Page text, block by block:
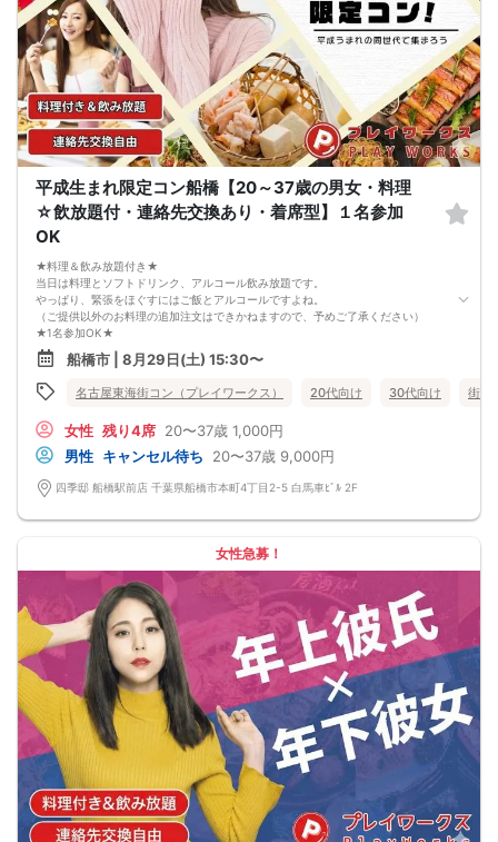
数、男女比率と異なる可能性がございます。
5. 当日は店舗の外ではなく店舗内で受付いたします。店内に入り店員に「街コン
で来た」旨をお伝えください。
6. お釣りの用意はございませんので、出ないようにご準備お願いします。
7. 当日は年齢確認のできる身分証をお持ちください。イベントの対象年齢でない
ことが発覚した場合、参加費を全額徴収し返金はいたしかねます。
8. 15分以上の遅刻はキャンセルとみなす可能性があります。
9. 当日受付にお越しになってからのキャンセル、途中キャンセルは出来ません。
10. イベント中止に伴うユーザーへの返金額は、チケット代金となり、交通費、宿
泊費、通信費等の返金は行いません。
11. 領収書の発行はいたしかねます。
お申し込みが完了した時点で上記すべての事項に同意したと判断いたします。
8/29(土)大人の同世代コン船橋
平成生まれ限定コン船橋【20～37歳の男女・料理
☆飲放題付・連絡先交換あり・着席型】１名参加
OK
★料理＆飲み放題付き★
当日は料理とソフトドリンク、アルコール飲み放題です。
やっぱり、緊張をほぐすにはご飯とアルコールですよね。
（ご提供以外のお料理の追加注文はできかねますので、予めご了承ください）
★1名参加OK★
他の1名参加の方とペアになりますし、友達作りにも最適です。
基本的には２：２のグループトークとなります。
（１：１でのトークはございませんので、予めご了承ください）
★プロフィールカードにより会話のキッカケもバッチリ★
なんてことは絶対ありません！
プロフィールカードを活用し、「はじめまして」から会話を楽しみましょう。
★完全着席型・連絡先交換は自由★
完全着席型で席替えはできる限り行います。
席替えの５分前には連絡先交換を促すアナウンスをいたしますので、「連絡先交
1. ２名様以上でのご参加は必ず同性同士でお申し込みください。
2. 服装の指定はございません。多くのお客様はカジュアルな格好でおこしになら
れています。
3. 開催判断はイベント前日の時点で男性３名・女性３名以上のお申し込みからに
なりますが、当日に参加者のキャンセルで比率が崩れた場合や開催判断人数を下
回った場合、一切返金などの保証はいたしませんのでご了承ください。
4. イベントページ内の「お申し込み状況」等はキャンセルなどで当日の参加人
数、男女比率と異なる可能性がございます。
5. 当日は店舗の外ではなく店舗内で受付いたします。店内に入り店員に「街コン
で来た」旨をお伝えください。
6. お釣りの用意はございませんので、出ないようにご準備お願いします。
7. 当日は年齢確認のできる身分証をお持ちください。イベントの対象年齢でない
ことが発覚した場合、参加費を全額徴収し返金はいたしかねます。
8. 15分以上の遅刻はキャンセルとみなす可能性があります。
9. 当日受付にお越しになってからのキャンセル、途中キャンセルは出来ません。
10. イベント中止に伴うユーザーへの返金額は、チケット代金となり、交通費、宿
船橋市 | 8月29日(土) 15:30〜
名古屋東海街コン（プレイワークス） 20代向け 30代向け 街コ
女性 残り4席 20〜37歳 1,000円
男性 キャンセル待ち 20〜37歳 9,000円
四季邸 船橋駅前店 千葉県船橋市本町4丁目2-5 白馬車ﾋﾞﾙ 2F
女性急募！